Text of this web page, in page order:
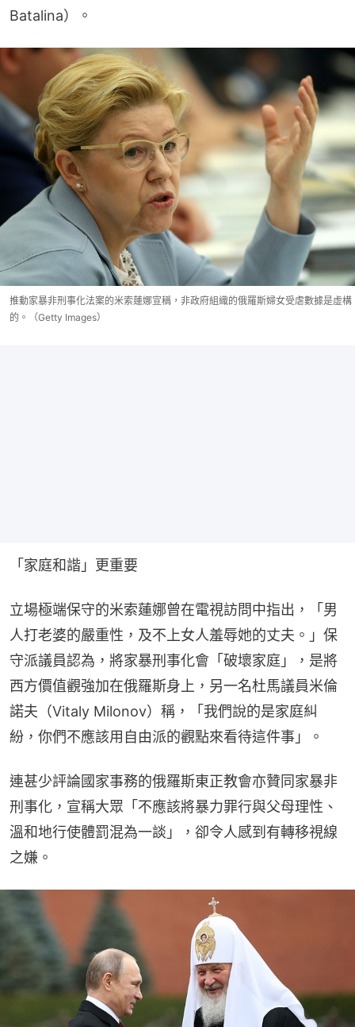
Batalina）。
推動家暴非刑事化法案的米索蓮娜宣稱，非政府組織的俄羅斯婦女受虐數據是虛構
的。（Getty Images）
「家庭和諧」更重要
立場極端保守的米索蓮娜曾在電視訪問中指出，「男
人打老婆的嚴重性，及不上女人羞辱她的丈夫。」保
守派議員認為，將家暴刑事化會「破壞家庭」，是將
西方價值觀強加在俄羅斯身上，另一名杜馬議員米倫
諾夫（Vitaly Milonov）稱，「我們說的是家庭糾
紛，你們不應該用自由派的觀點來看待這件事」。
連甚少評論國家事務的俄羅斯東正教會亦贊同家暴非
刑事化，宣稱大眾「不應該將暴力罪行與父母理性、
溫和地行使體罰混為一談」，卻令人感到有轉移視線
之嫌。